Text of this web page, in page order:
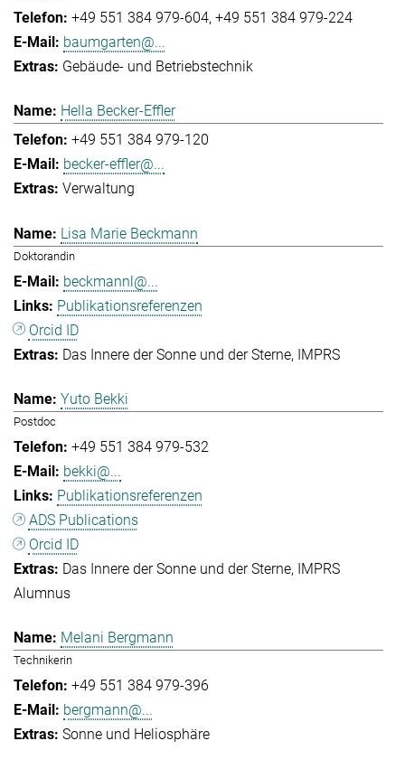
+49 551 384 979-604 +49 551 384 979-224
baumgarten@...
Gebäude- und Betriebstechnik
Hella Becker-Effler
+49 551 384 979-120
becker-effler@...
Verwaltung
Lisa Marie Beckmann
Doktorandin
beckmannl@...
Publikationsreferenzen
Orcid ID
Das Innere der Sonne und der Sterne IMPRS
Yuto Bekki
Postdoc
+49 551 384 979-532
bekki@...
Publikationsreferenzen
ADS Publications
Orcid ID
Das Innere der Sonne und der Sterne IMPRS
Alumnus
Melani Bergmann
Technikerin
+49 551 384 979-396
bergmann@...
Sonne und Heliosphäre